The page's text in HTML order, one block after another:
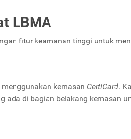
LBMA
fitur keamanan tinggi untuk
kemasan CertiCard.
ada di bagian belakang kemasan